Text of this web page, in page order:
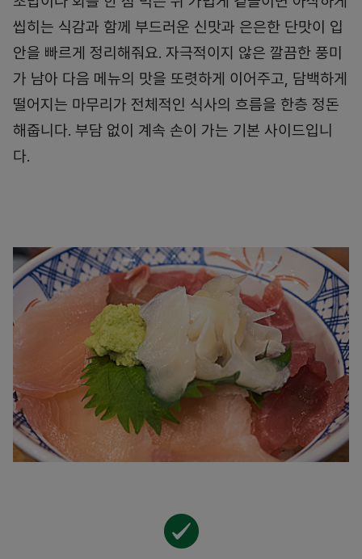
씹히는 식감과 함께 부드러운 신맛과 은은한 단맛이 입
안을 빠르게 정리해줘요. 자극적이지 않은 깔끔한 풍미
가 남아 다음 메뉴의 맛을 또렷하게 이어주고, 담백하게
떨어지는 마무리가 전체적인 식사의 흐름을 한층 정돈
해줍니다. 부담 없이 계속 손이 가는 기본 사이드입니
다.